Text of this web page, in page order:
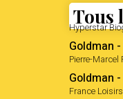
Tous
Tout sur
Hyperstar
Goldman
Pierre-Marcel
Goldman
France